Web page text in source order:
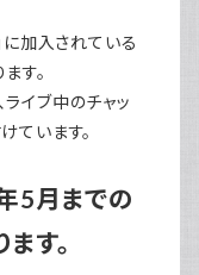
に加入されている
す。
イブ中のチャッ
ています。
5月までの
す。